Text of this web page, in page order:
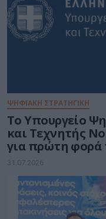
ΨΗΦΙΑΚΗ ΣΤΡΑΤΗΓΙΚΗ
Το Υπουργείο
και Τεχνητής
για πρώτη φορά
νέου Εθνικού
31.07.2026